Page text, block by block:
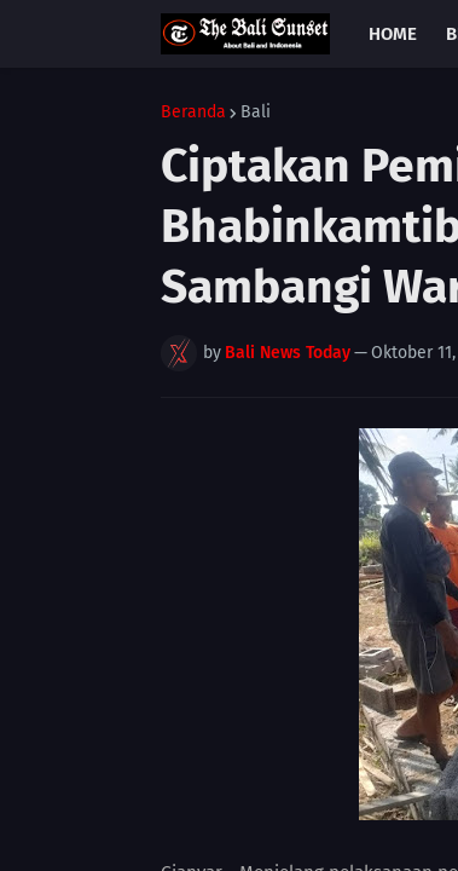
HOME
Beranda Bali
Ciptakan
Sambangi
by Bali News Today—Oktober